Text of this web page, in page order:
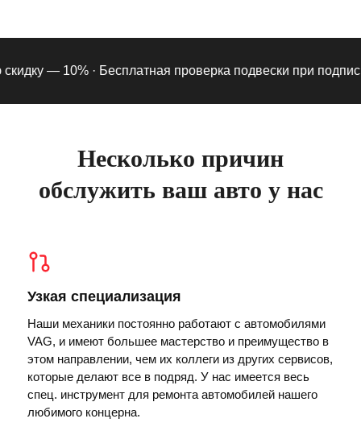
— 10% ·Бесплатная проверка подвески при подписке
Несколько причин
обслужить ваш авто у нас
Узкая специализация
Наши механики постоянно работают с автомобилями
VAG, и имеют большее мастерство и преимущество в
этом направлении, чем их коллеги из других сервисов,
которые делают все в подряд. У нас имеется весь
спец. инструмент для ремонта автомобилей нашего
любимого концерна.